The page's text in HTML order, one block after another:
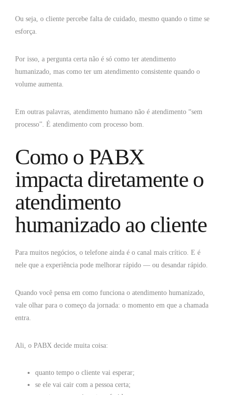
Ou seja, o cliente percebe falta de cuidado, mesmo quando o time se
esforça.
Por isso, a pergunta certa não é só como ter atendimento
humanizado, mas como ter um atendimento consistente quando o
volume aumenta.
Em outras palavras, atendimento humano não é atendimento “sem
processo”. É atendimento com processo bom.
Como o PABX
impacta diretamente o
atendimento
humanizado ao cliente
Para muitos negócios, o telefone ainda é o canal mais crítico. E é
nele que a experiência pode melhorar rápido — ou desandar rápido.
Quando você pensa em como funciona o atendimento humanizado,
vale olhar para o começo da jornada: o momento em que a chamada
entra.
Ali, o PABX decide muita coisa:
quanto tempo o cliente vai esperar;
se ele vai cair com a pessoa certa;